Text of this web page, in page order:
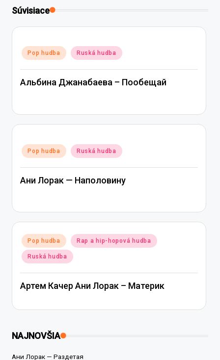
Súvisiace
Posted
in
Pop hudba Ruská hudba
Альбина Джанабаева – Пообещай
Posted
in
Pop hudba Ruská hudba
Ани Лорак — Наполовину
Posted
in
Pop hudba Rap a hip-hopová hudba
Ruská hudba
Артем Качер Ани Лорак – Материк
NAJNOVŠIA
Ани Лорак — Раздетая